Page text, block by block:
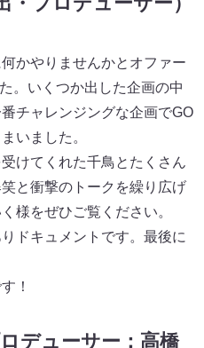
かやりませんかとオファー
。いくつか出した企画の中
チャレンジングな企画でGO
いました。
けてくれた千鳥とたくさん
と衝撃のトークを繰り広げ
様をぜひご覧ください。
ドキュメントです。最後に
！
デューサー：高橋